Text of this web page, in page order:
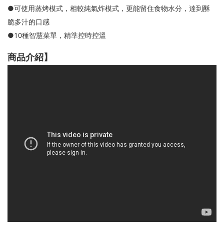
●可使用蒸烤模式，相較純氣炸模式，更能留住食物水分，達到酥
脆多汁的口感
●10種智慧菜單，精準控時控溫
商品介紹】